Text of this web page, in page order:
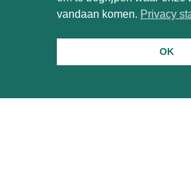
vandaan komen. Privacy
OK